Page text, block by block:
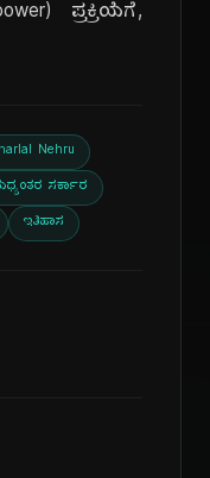
ಪ್ರಕ್ರಿಯೆಗೆ,
Nehru
ಸರ್ಕಾರ
ಇತಿಹಾಸ